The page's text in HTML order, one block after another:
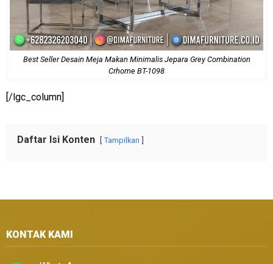
Best Seller Desain Meja Makan Minimalis Jepara Grey Combination
Crhome BT-1098
[/lgc_column]
Daftar Isi Konten Tampilkan
KONTAK KAMI